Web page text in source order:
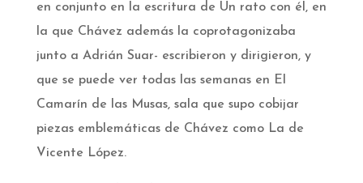
en conjunto en la escritura de Un rato con él, en
la que Chávez además la coprotagonizaba
junto a Adrián Suar- escribieron y dirigieron, y
que se puede ver todas las semanas en El
Camarín de las Musas, sala que supo cobijar
piezas emblemáticas de Chávez como La de
Vicente López.